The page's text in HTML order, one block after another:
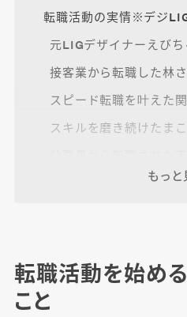
転職活動の実情※デジ
元LIGデザイナーえび
接客業から転職した林
スピード転職を叶えた
スキルを磨き続けたま
2社の応募で転職した早
主な質問の内容
もっと
転職活動を始め
こと